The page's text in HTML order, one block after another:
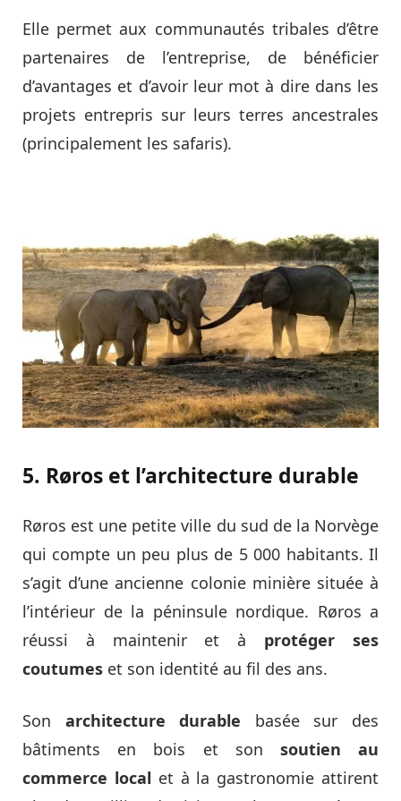
Elle permet aux communautés tribales d’être
partenaires de l’entreprise, de bénéficier
d’avantages et d’avoir leur mot à dire dans les
projets entrepris sur leurs terres ancestrales
(principalement les safaris).
5. Røros et l’architecture durable
Røros est une petite ville du sud de la Norvège
qui compte un peu plus de 5 000 habitants. Il
s’agit d’une ancienne colonie minière située à
l’intérieur de la péninsule nordique. Røros a
réussi à maintenir et à protéger ses
coutumes et son identité au fil des ans.
Son architecture durable basée sur des
bâtiments en bois et son soutien au
commerce local et à la gastronomie attirent